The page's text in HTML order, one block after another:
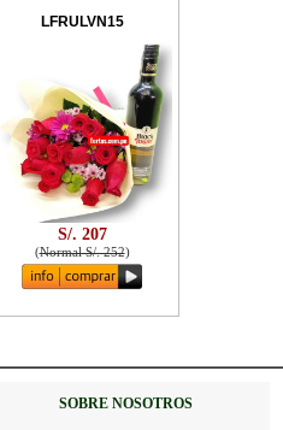
LFRULVN15
S/. 207
(Normal S/. 252)
SOBRE NOSOTROS